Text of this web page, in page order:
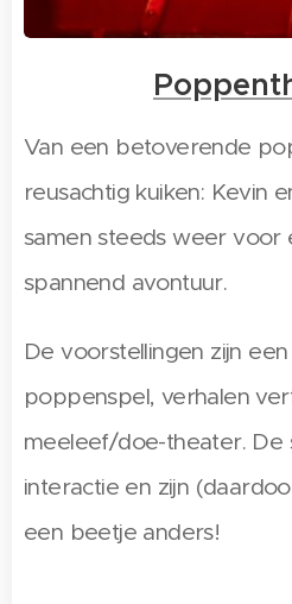
Van een betoverende
reusachtig kuiken: Kevin
samen steeds weer voor
spannend avontuur.
De voorstellingen zijn
poppenspel, verhalen
meeleef/doe-theater. De
interactie en zijn
een beetje anders!